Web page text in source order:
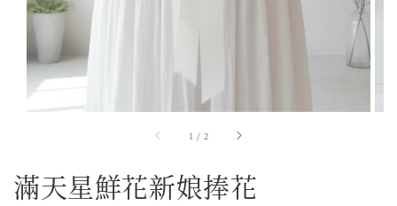
1 / 2
滿天星鮮花新娘捧花